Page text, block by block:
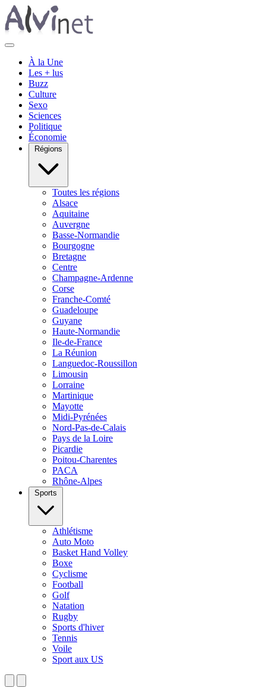
À la Une
Les + lus
Buzz
Culture
Sexo
Sciences
Politique
Économie
Régions
Toutes les régions
Alsace
Aquitaine
Auvergne
Basse-Normandie
Bourgogne
Bretagne
Centre
Champagne-Ardenne
Corse
Franche-Comté
Guadeloupe
Guyane
Haute-Normandie
Ile-de-France
La Réunion
Languedoc-Roussillon
Limousin
Lorraine
Martinique
Mayotte
Midi-Pyrénées
Nord-Pas-de-Calais
Pays de la Loire
Picardie
Poitou-Charentes
PACA
Rhône-Alpes
Sports
Athlétisme
Auto Moto
Basket Hand Volley
Boxe
Cyclisme
Football
Golf
Natation
Rugby
Sports d'hiver
Tennis
Voile
Sport aux US